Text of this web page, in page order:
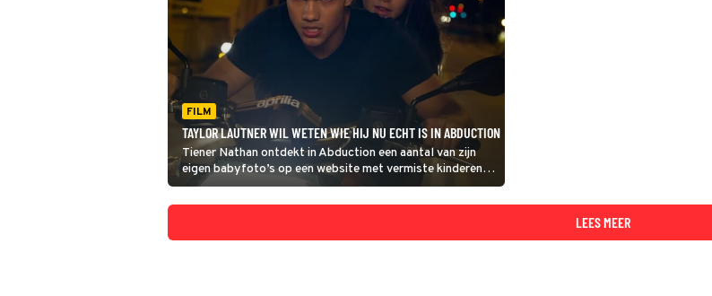
FILM
TAYLOR LAUTNER WIL WETEN WIE HIJ NU ECHT IS IN ABDUCTION
Tiener Nathan ontdekt in Abduction een aantal van zijn
eigen babyfoto’s op een website met vermiste kinderen.
Hij gaat op onderzoek uit en doet een schrikbarende
ontdekking.
LEES MEER